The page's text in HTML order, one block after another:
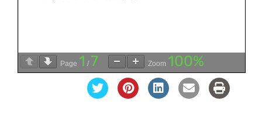
Page 1 / 7 Zoom 100%